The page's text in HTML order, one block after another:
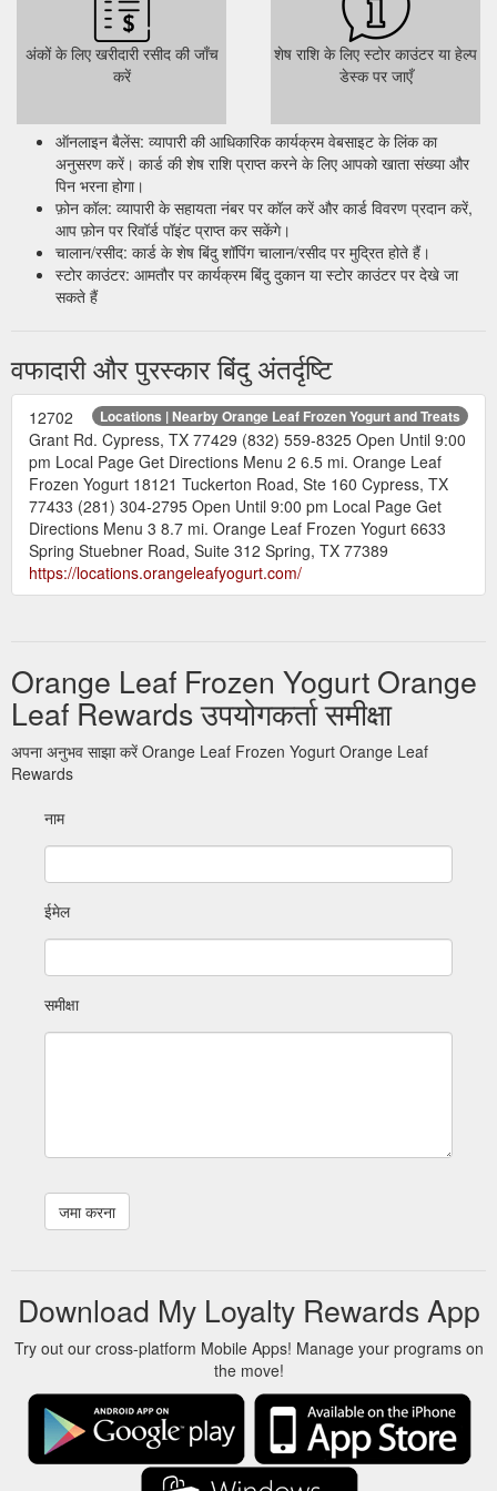
अंकों के लिए खरीदारी रसीद की जाँच
करें
शेष राशि के लिए स्टोर काउंटर या हेल्प
डेस्क पर जाएँ
ऑनलाइन बैलेंस: व्यापारी की आधिकारिक कार्यक्रम वेबसाइट के लिंक का
अनुसरण करें। कार्ड की शेष राशि प्राप्त करने के लिए आपको खाता संख्या और
पिन भरना होगा।
फ़ोन कॉल: व्यापारी के सहायता नंबर पर कॉल करें और कार्ड विवरण प्रदान करें,
आप फ़ोन पर रिवॉर्ड पॉइंट प्राप्त कर सकेंगे।
चालान/रसीद: कार्ड के शेष बिंदु शॉपिंग चालान/रसीद पर मुद्रित होते हैं।
स्टोर काउंटर: आमतौर पर कार्यक्रम बिंदु दुकान या स्टोर काउंटर पर देखे जा
सकते हैं
वफादारी और पुरस्कार बिंदु अंतर्दृष्टि
Locations | Nearby Orange Leaf Frozen Yogurt and Treats
12702
Grant Rd. Cypress, TX 77429 (832) 559-8325 Open Until 9:00
pm Local Page Get Directions Menu 2 6.5 mi. Orange Leaf
Frozen Yogurt 18121 Tuckerton Road, Ste 160 Cypress, TX
77433 (281) 304-2795 Open Until 9:00 pm Local Page Get
Directions Menu 3 8.7 mi. Orange Leaf Frozen Yogurt 6633
Spring Stuebner Road, Suite 312 Spring, TX 77389
https://locations.orangeleafyogurt.com/
Orange Leaf Frozen Yogurt Orange
Leaf Rewards उपयोगकर्ता समीक्षा
अपना अनुभव साझा करें Orange Leaf Frozen Yogurt Orange Leaf
Rewards
नाम
ईमेल
समीक्षा
Download My Loyalty Rewards App
Try out our cross-platform Mobile Apps! Manage your programs on
the move!